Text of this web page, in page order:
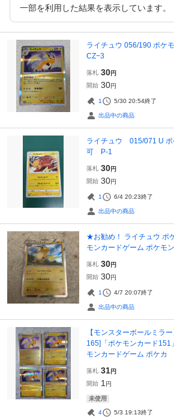
一部を利用した結果を表示しています。
ライチュウ 056/190 ポケ
CZ−3
落札 30円
開始 30円
1 5/30 20:54終了
出品中の商品
ライチュウ 015/071 U
可 P-1
落札 30円
開始 30円
1 6/4 20:23終了
出品中の商品
★お勧め！ ライチュウ ポ
モンカードゲーム ポケモン
落札 30円
開始 30円
1 4/7 20:07終了
出品中の商品
【モンスターボールミラ
165]「ポケモンカード
モンカードゲーム ポケカ
落札 31円
開始 1 円
未使用
4 5/3 19:13終了